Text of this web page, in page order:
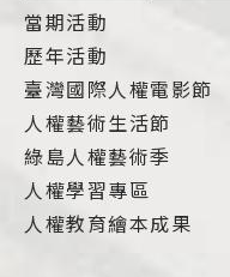
當期活動
歷年活動
臺灣國際人權電影節
人權藝術生活節
綠島人權藝術季
人權學習專區
人權教育繪本成果